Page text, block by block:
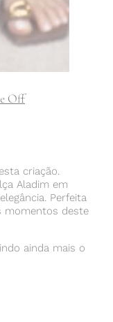
Off
criação.
Aladim em
Perfeita
momentos deste
ainda mais o